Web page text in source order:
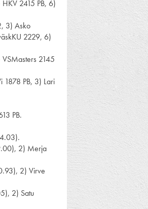
2415 PB, 6)
3) Asko
2229, 6)
2145
1878 PB, 3) Lari
PB.
2) Merja
2) Virve
2) Satu